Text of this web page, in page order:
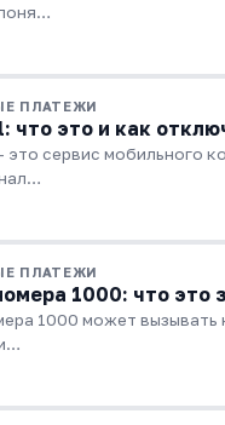
ПЛАТЕЖИ
что это и как
сервис мобильного
ПЛАТЕЖИ
1000: что это
1000 может вызывать